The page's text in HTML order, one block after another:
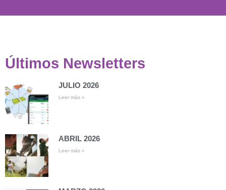
Últimos Newsletters
JULIO 2026
Leer más »
ABRIL 2026
Leer más »